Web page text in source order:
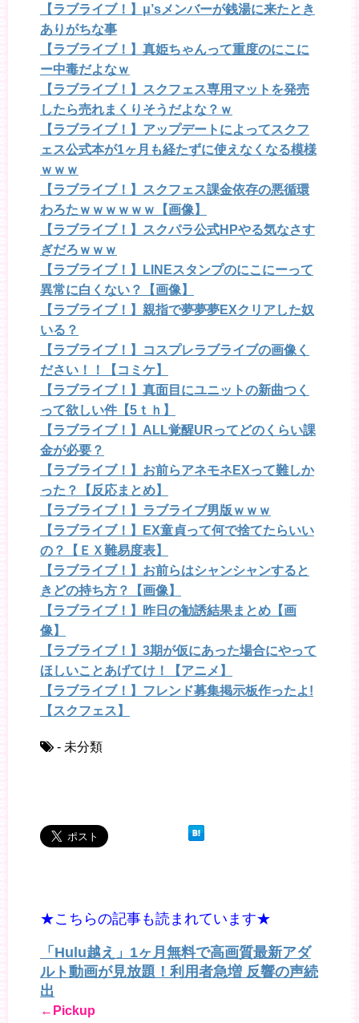
【ラブライブ！】μ’sメンバーが銭湯に来たとき
ありがちな事
【ラブライブ！】真姫ちゃんって重度のにこに
ー中毒だよなｗ
【ラブライブ！】スクフェス専用マットを発売
したら売れまくりそうだよな？ｗ
【ラブライブ！】アップデートによってスクフ
ェス公式本が1ヶ月も経たずに使えなくなる模様
ｗｗｗ
【ラブライブ！】スクフェス課金依存の悪循環
わろたｗｗｗｗｗｗ【画像】
【ラブライブ！】スクパラ公式HPやる気なさす
ぎだろｗｗｗ
【ラブライブ！】LINEスタンプのにこにーって
異常に白くない？【画像】
【ラブライブ！】親指で夢夢夢EXクリアした奴
いる？
【ラブライブ！】コスプレラブライブの画像く
ださい！！【コミケ】
【ラブライブ！】真面目にユニットの新曲つく
って欲しい件【5ｔｈ】
【ラブライブ！】ALL覚醒URってどのくらい課
金が必要？
【ラブライブ！】お前らアネモネEXって難しか
った？【反応まとめ】
【ラブライブ！】ラブライブ男版ｗｗｗ
【ラブライブ！】EX童貞って何で捨てたらいい
の？【ＥＸ難易度表】
【ラブライブ！】お前らはシャンシャンすると
きどの持ち方？【画像】
【ラブライブ！】昨日の勧誘結果まとめ【画
像】
【ラブライブ！】3期が仮にあった場合にやって
ほしいことあげてけ！【アニメ】
【ラブライブ！】フレンド募集掲示板作ったよ!
【スクフェス】
- 未分類
★こちらの記事も読まれています★
「Hulu越え」1ヶ月無料で高画質最新アダ
ルト動画が見放題！利用者急増 反響の声続
出
←Pickup